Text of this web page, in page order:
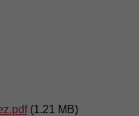
(1.21 MB)